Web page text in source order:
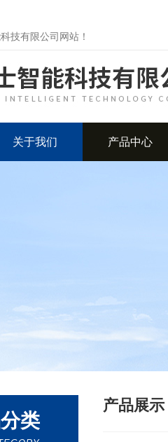
技有限公司网站！
关于我们 产品中心
类
产品展示